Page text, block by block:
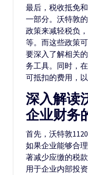
最后，税收抵免
一部分。沃特敦
政策来减轻税负
等。而这些政策
要深入了解相关
务工具。同时，
可抵扣的费用，
深入解读
企业财务
首先，沃特敦
如果企业能够合
著减少应缴的税
用于企业内部投